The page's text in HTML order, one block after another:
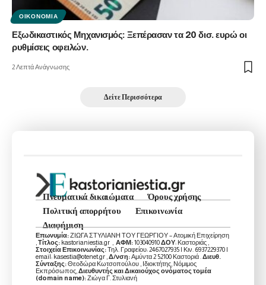
ΟΙΚΟΝΟΜΊΑ
Εξωδικαστικός Μηχανισμός: Ξεπέρασαν τα 20 δισ. ευρώ οι
ρυθμίσεις οφειλών.
2 Λεπτά Ανάγνωσης
Δείτε Περισσότερα
Πνευματικά δικαιώματα
Όρους χρήσης
Πολιτική απορρήτου
Επικοινωνία
Διαφήμιση
Επωνυμία:ΖΙΩΓΑ ΣΤΥΛΙΑΝΗ ΤΟΥ ΓΕΩΡΓΙΟΥ – Ατομική Επιχείρηση
Τίτλος: kastorianiestia.gr , ΑΦΜ:103040910ΔΟΥ: Καστοριάς ,
Στοιχεία Επικοινωνίας:Τηλ. Γραφείου: 2467027935 | Κιν. 6937229370 |
email: kasestia@otenet.gr , Δ/νση:Αμύντα 2 52100 Καστοριά . Διευθ.
Σύνταξης:Θεοδώρα Κωτσοπούλου , Ιδιοκτήτης, Νόμιμος
Εκπρόσωπος, Διευθυντής και Δικαιούχος ονόματος τομέα
(domain name):Ζιώγα Γ. Στυλιανή